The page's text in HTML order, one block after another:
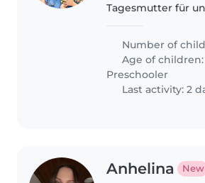
Tagesmutter für
und liebevollen
Betreuung bei sich
wäre ideal, und
mit..
Number of
Age of
Preschooler
Last activity: 2
Anhelina New